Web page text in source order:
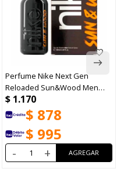
Perfume Nike Next Gen
Reloaded Sun&Wood Men
EDT 100ml
$ 1.170
$ 878
$ 995
- +